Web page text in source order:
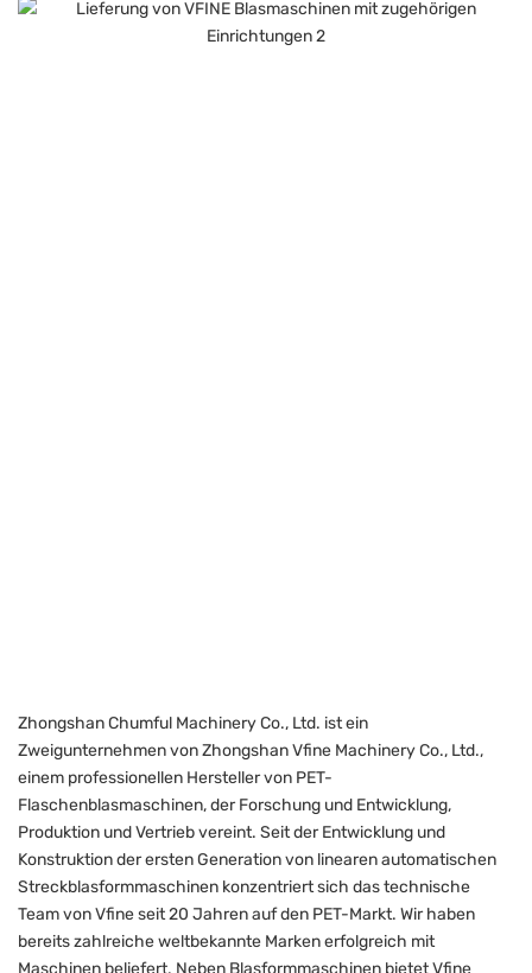
Zhongshan Chumful Machinery Co., Ltd. ist ein
Zweigunternehmen von Zhongshan Vfine Machinery Co., Ltd.,
einem professionellen Hersteller von PET-
Flaschenblasmaschinen, der Forschung und Entwicklung,
Produktion und Vertrieb vereint. Seit der Entwicklung und
Konstruktion der ersten Generation von linearen automatischen
Streckblasformmaschinen konzentriert sich das technische
Team von Vfine seit 20 Jahren auf den PET-Markt. Wir haben
bereits zahlreiche weltbekannte Marken erfolgreich mit
Maschinen beliefert. Neben Blasformmaschinen bietet Vfine